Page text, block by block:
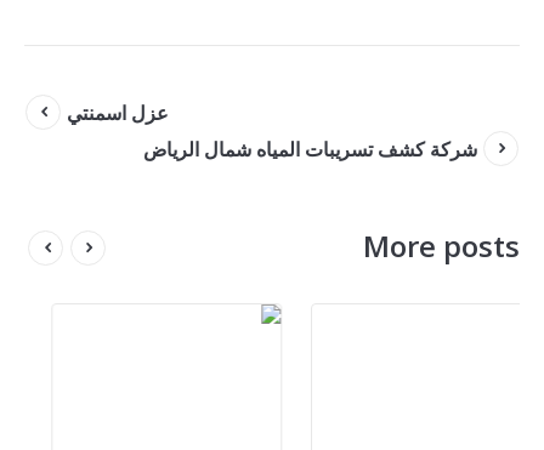
عزل اسمنتي
شركة كشف تسريبات المياه شمال الرياض
More posts